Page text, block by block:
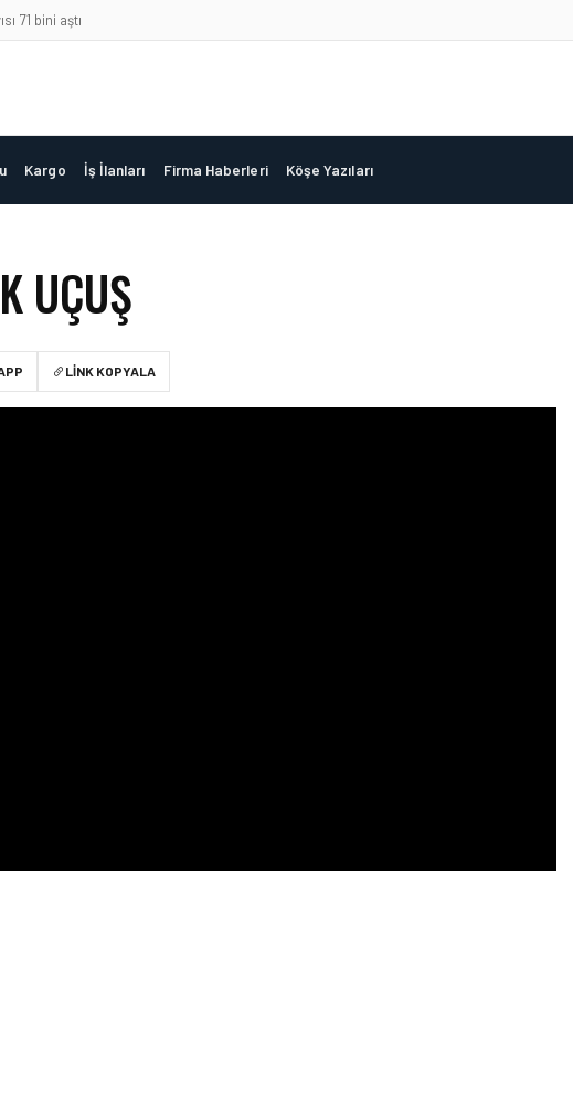
71 bini aştı
Kargo İş İlanları Firma Haberleri Köşe Yazıları
UÇUŞ
LINK KOPYALA